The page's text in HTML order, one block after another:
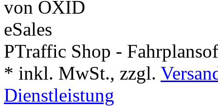
PTraffic Shop -
* inkl. MwSt., zzgl.
Dienstleistung